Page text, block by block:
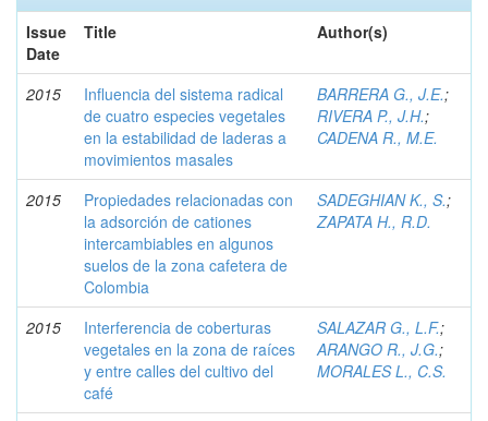
Issue
Date
Title Author(s)
2015
Influencia del sistema radical
de cuatro especies vegetales
en la estabilidad de laderas a
movimientos masales
BARRERA G., J.E.;
RIVERA P., J.H.;
CADENA R., M.E.
2015
Propiedades relacionadas con
la adsorción de cationes
intercambiables en algunos
suelos de la zona cafetera de
Colombia
SADEGHIAN K., S.;
ZAPATA H., R.D.
2015
Interferencia de coberturas
vegetales en la zona de raíces
y entre calles del cultivo del
café
SALAZAR G., L.F.;
ARANGO R., J.G.;
MORALES L., C.S.